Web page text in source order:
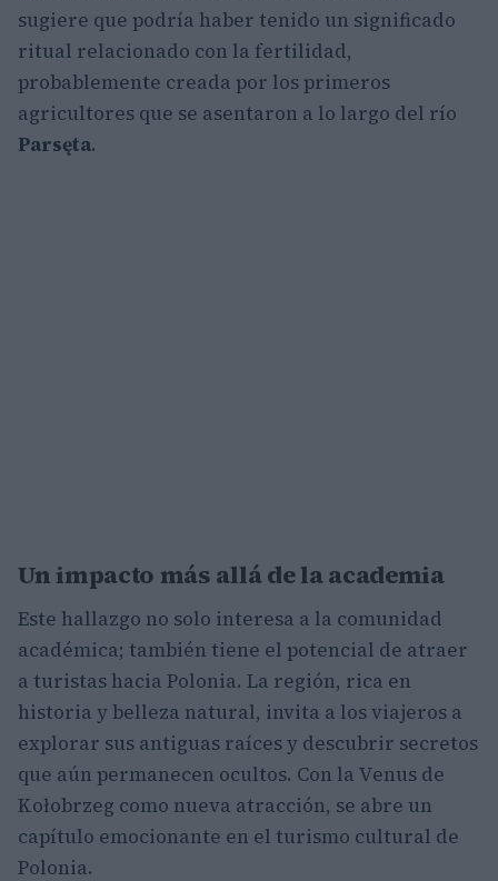
sugiere que podría haber tenido un significado
ritual relacionado con la fertilidad,
probablemente creada por los primeros
agricultores que se asentaron a lo largo del río
Parsęta.
Un impacto más allá de la academia
Este hallazgo no solo interesa a la comunidad
académica; también tiene el potencial de atraer
a turistas hacia Polonia. La región, rica en
historia y belleza natural, invita a los viajeros a
explorar sus antiguas raíces y descubrir secretos
que aún permanecen ocultos. Con la Venus de
Kołobrzeg como nueva atracción, se abre un
capítulo emocionante en el turismo cultural de
Polonia.